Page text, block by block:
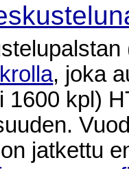
, joka
1600 kpl)
jatkettu